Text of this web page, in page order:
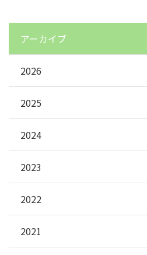
アーカイブ
2026
2025
2024
2023
2022
2021